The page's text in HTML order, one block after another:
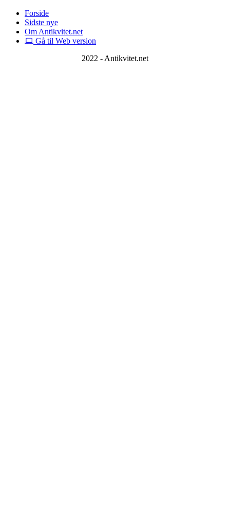
Forside
Sidste nye
Om Antikvitet.net
Gå til Web version
2022 - Antikvitet.net